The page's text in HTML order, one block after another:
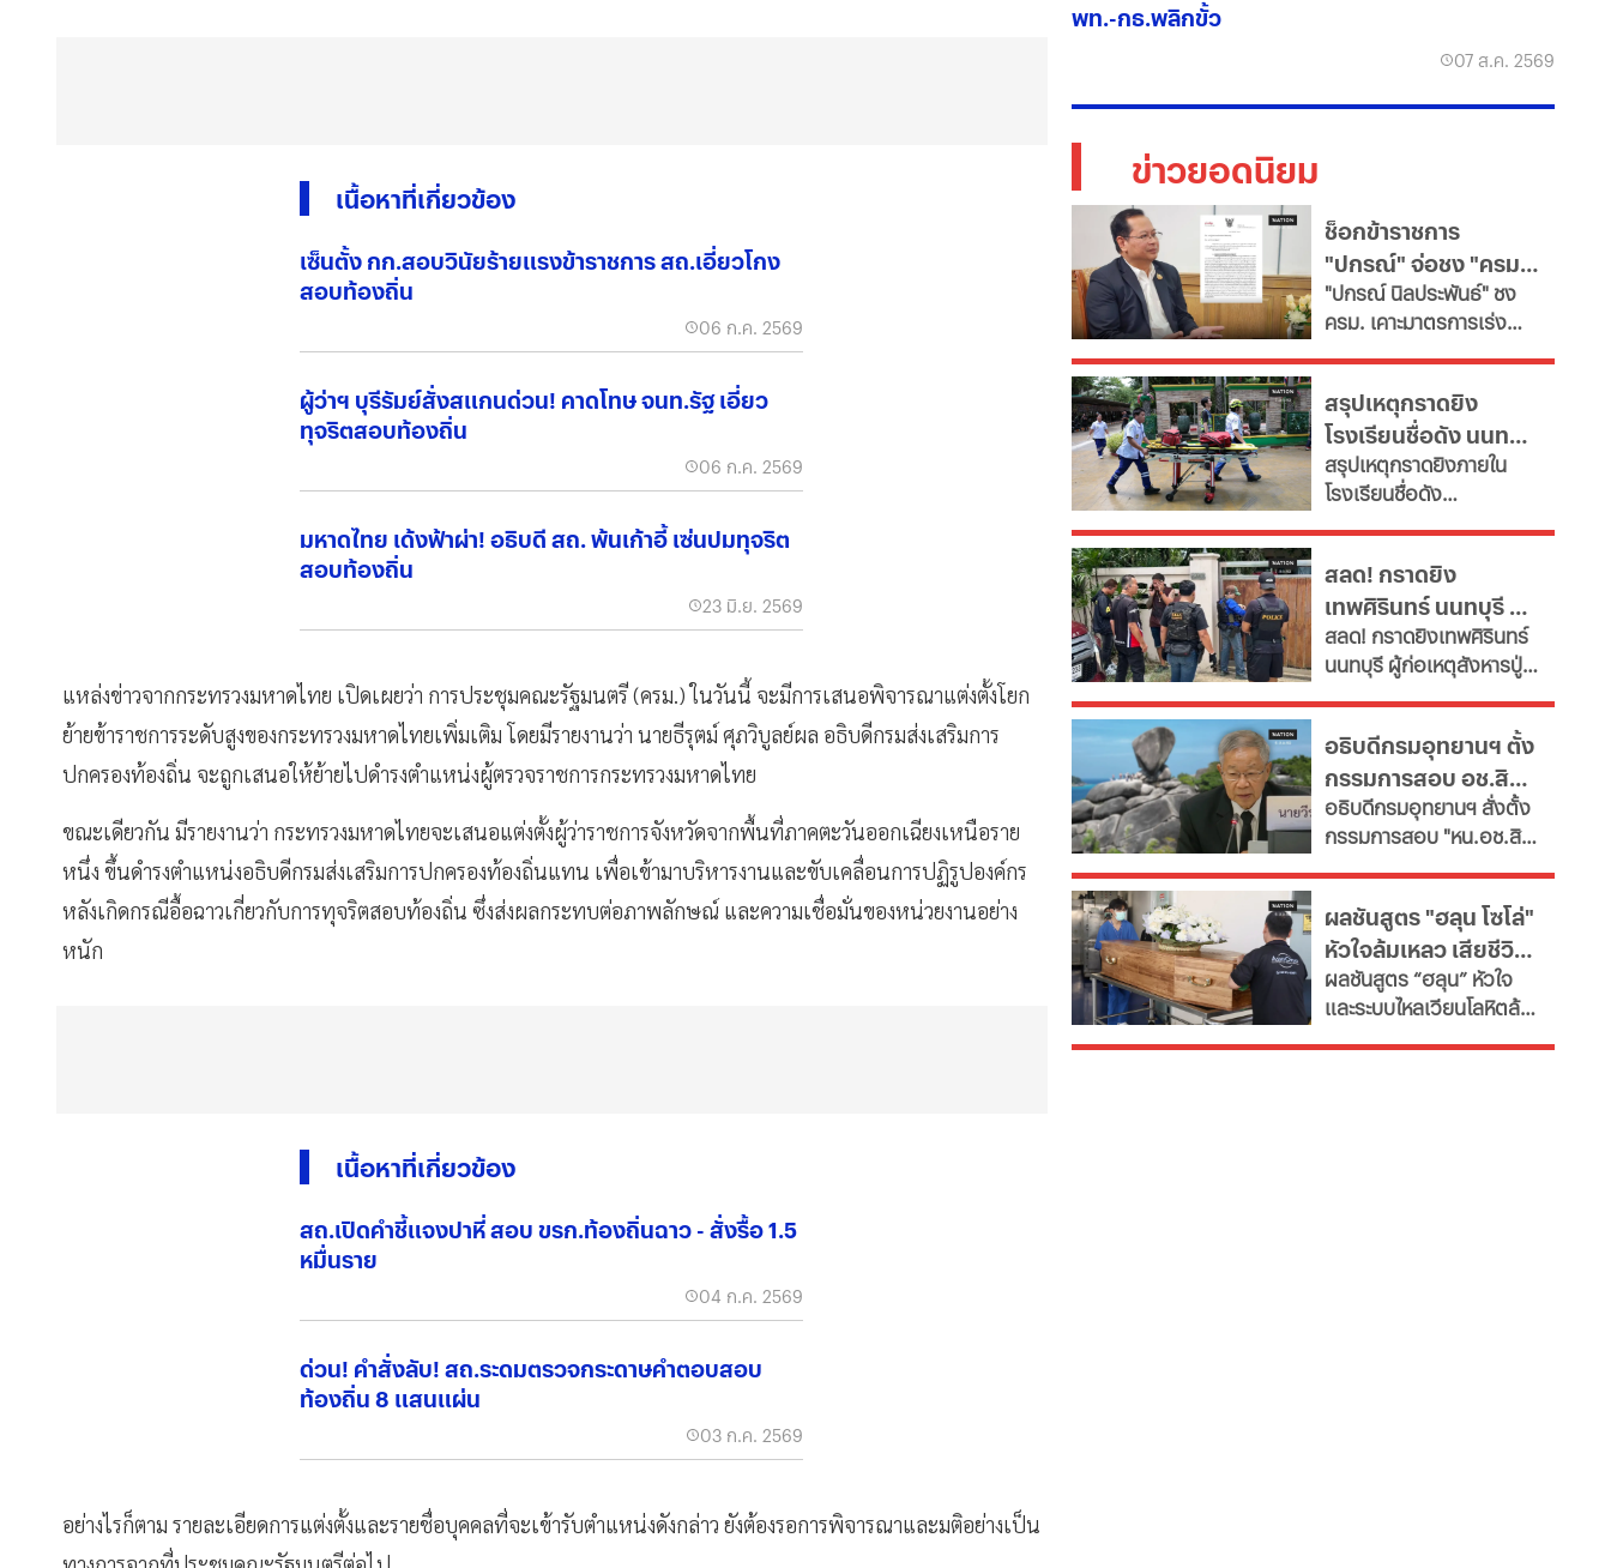
เนื้อหาที่เกี่ยวข้อง
เซ็นตั้ง กก.สอบวินัยร้ายแรงข้าราชการ สถ.เอี่ยวโกง
สอบท้องถิ่น
06 ก.ค. 2569
ผู้ว่าฯ บุรีรัมย์สั่งสแกนด่วน! คาดโทษ จนท.รัฐ เอี่ยว
ทุจริตสอบท้องถิ่น
06 ก.ค. 2569
มหาดไทย เด้งฟ้าผ่า! อธิบดี สถ. พ้นเก้าอี้ เซ่นปมทุจริต
สอบท้องถิ่น
23 มิ.ย. 2569
แหล่งข่าวจากกระทรวงมหาดไทย เปิดเผยว่า การประชุมคณะรัฐมนตรี (ครม.) ในวันนี้ จะมีการเสนอพิจารณาแต่งตั้งโยก
ย้ายข้าราชการระดับสูงของกระทรวงมหาดไทยเพิ่มเติม โดยมีรายงานว่า นายธีรุตม์ ศุภวิบูลย์ผล อธิบดีกรมส่งเสริมการ
ปกครองท้องถิ่น จะถูกเสนอให้ย้ายไปดำรงตำแหน่งผู้ตรวจราชการกระทรวงมหาดไทย
ขณะเดียวกัน มีรายงานว่า กระทรวงมหาดไทยจะเสนอแต่งตั้งผู้ว่าราชการจังหวัดจากพื้นที่ภาคตะวันออกเฉียงเหนือราย
หนึ่ง ขึ้นดำรงตำแหน่งอธิบดีกรมส่งเสริมการปกครองท้องถิ่นแทน เพื่อเข้ามาบริหารงานและขับเคลื่อนการปฏิรูปองค์กร
หลังเกิดกรณีอื้อฉาวเกี่ยวกับการทุจริตสอบท้องถิ่น ซึ่งส่งผลกระทบต่อภาพลักษณ์ และความเชื่อมั่นของหน่วยงานอย่าง
หนัก
เนื้อหาที่เกี่ยวข้อง
สถ.เปิดคำชี้แจงปาหี่ สอบ ขรก.ท้องถิ่นฉาว - สั่งรื้อ 1.5
หมื่นราย
04 ก.ค. 2569
ด่วน! คำสั่งลับ! สถ.ระดมตรวจกระดาษคำตอบสอบ
ท้องถิ่น 8 แสนแผ่น
03 ก.ค. 2569
อย่างไรก็ตาม รายละเอียดการแต่งตั้งและรายชื่อบุคคลที่จะเข้ารับตำแหน่งดังกล่าว ยังต้องรอการพิจารณาและมติอย่างเป็น
พท.-กธ.พลิกขั้ว
07 ส.ค. 2569
ข่าวยอดนิยม
ช็อกข้าราชการ
"ปกรณ์" จ่อชง "ครม."
รื้อใหญ่กำลังคนภาครัฐ
เช็ก 11 สายงานจะหาย
ไป
​"ปกรณ์ นิลประพันธ์" ชง
ครม. เคาะมาตรการเร่ง
ทุกกระทรวง "ตรึงกำลัง
ใหม่-ยุบเลิกตำแหน่งว่าง
และสายงานสนับสนุนไม่
จำเป็น" ตั้งเป้าลดขนาด
ข้าราชการลงอย่างน้อย
รายจ่ายบุคลากรพุ่งทะยาน
กระทบเงินลงทุนโครงสร้าง
พื้นฐานและการพัฒนา
ประเทศ เผย 11 สายงานจะ
หายไป เช็กที่นี่
สรุปเหตุกราดยิง
โรงเรียนชื่อดัง นนทบุรี
ล่าสุด ผู้ก่อเหตุเสียชีวิต
แล้ว
สรุปเหตุกราดยิงภายใน
โรงเรียนชื่อดัง
แล้ว ขณะที่ยอดผู้เสียชีวิต
พุ่งเป็น 7 ราย บาดเจ็บกว่า
15 ราย
สลด! กราดยิง
เทพศิรินทร์ นนทบุรี ดับ
7 พบยิงปู่ย่าก่อนบุก
โรงเรียน
สลด! กราดยิงเทพศิรินทร์
นนทบุรี ผู้ก่อเหตุสังหารปู่
ก่อนพกอาวุธและกระสุนมา
ก่อเหตุที่โรงเรียน
อธิบดีกรมอุทยานฯ ตั้ง
กรรมการสอบ อช.สิมิ
ลัน ให้วีระ พักแรม 4 ปี
ก่อน
อธิบดีกรมอุทยานฯ​ สั่งตั้ง
กรรมการสอบ "หน.อช.สิมิ
กาศกรมฯหรือไม่
ผลชันสูตร "ฮลุน โซโล่"
หัวใจล้มเหลว เสียชีวิต
ยังไม่ตัดปมสารพิษ
ผลชันสูตร “ฮลุน” หัวใจ
และระบบไหลเวียนโลหิตล้ม